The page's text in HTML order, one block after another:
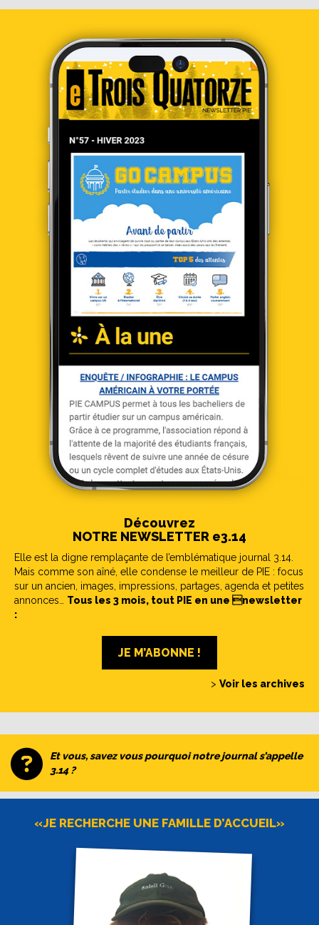
Découvrez
NOTRE NEWSLETTER e3.14
Elle est la digne remplaçante de l’emblématique journal 3.14.
Mais comme son aîné, elle condense le meilleur de PIE : focus
sur un ancien, images, impressions, partages, agenda et petites
annonces… Tous les 3 mois, tout PIE en une newsletter
:
JE M’ABONNE !
> Voir les archives
Et vous, savez vous pourquoi notre journal s’appelle
3.14 ?
«JE RECHERCHE UNE FAMILLE D’ACCUEIL»